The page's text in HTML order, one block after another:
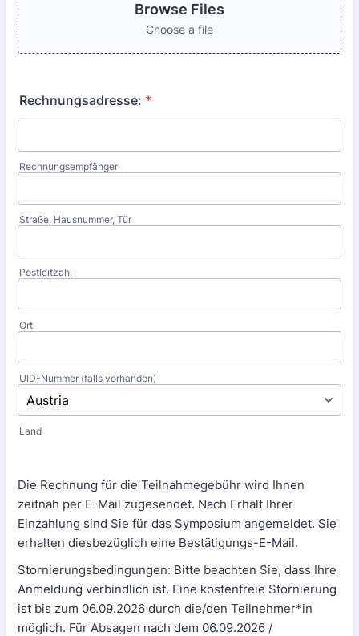
Browse Files
Choose a file
Rechnungsadresse: *
Rechnungsempfänger
Straße, Hausnummer, Tür
Postleitzahl
Ort
UID-Nummer (falls vorhanden)
Land
Die Rechnung für die Teilnahmegebühr wird Ihnen
zeitnah per E-Mail zugesendet. Nach Erhalt Ihrer
Einzahlung sind Sie für das Symposium angemeldet. Sie
erhalten diesbezüglich eine Bestätigungs-E-Mail.
Stornierungsbedingungen: Bitte beachten Sie, dass Ihre
Anmeldung verbindlich ist. Eine kostenfreie Stornierung
ist bis zum 06.09.2026 durch die/den Teilnehmer*in
möglich. Für Absagen nach dem 06.09.2026 /